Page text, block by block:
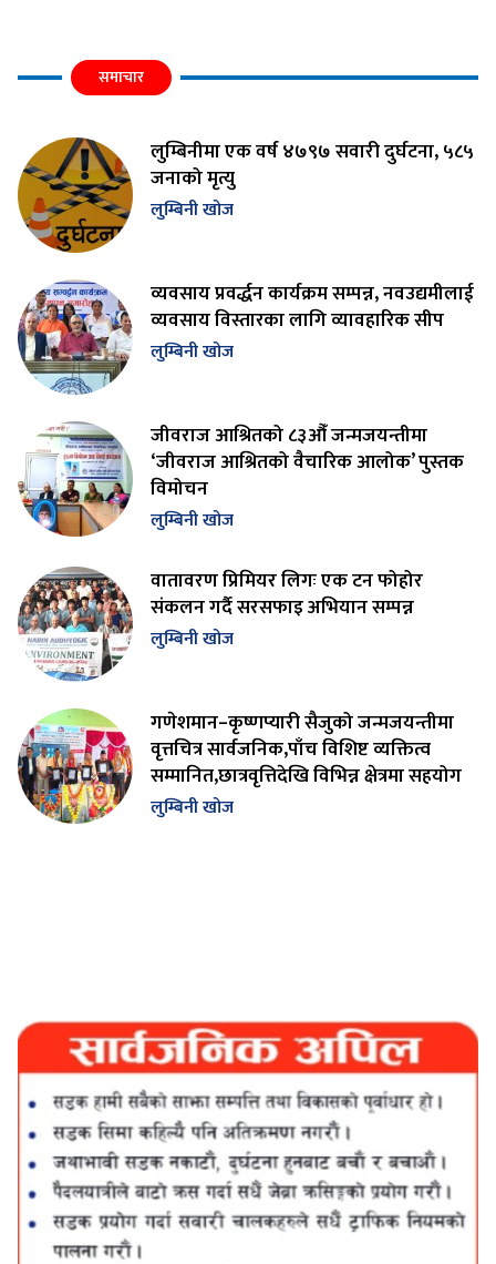
समाचार
लुम्बिनीमा एक वर्ष ४७९७ सवारी दुर्घटना, ५८५
जनाको मृत्यु
लुम्बिनी खोज
व्यवसाय प्रवर्द्धन कार्यक्रम सम्पन्न, नवउद्यमीलाई
व्यवसाय विस्तारका लागि व्यावहारिक सीप
लुम्बिनी खोज
जीवराज आश्रितको ८३औँ जन्मजयन्तीमा
‘जीवराज आश्रितको वैचारिक आलोक’ पुस्तक
विमोचन
लुम्बिनी खोज
वातावरण प्रिमियर लिगः एक टन फोहोर
संकलन गर्दै सरसफाइ अभियान सम्पन्न
लुम्बिनी खोज
गणेशमान–कृष्णप्यारी सैजुको जन्मजयन्तीमा
वृत्तचित्र सार्वजनिक,पाँच विशिष्ट व्यक्तित्व
सम्मानित,छात्रवृत्तिदेखि विभिन्न क्षेत्रमा सहयोग
लुम्बिनी खोज